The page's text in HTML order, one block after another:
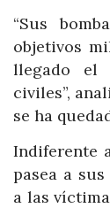
“Sus
objetivos
llegado el
civiles”,
se ha
Indiferente
pasea a
a las